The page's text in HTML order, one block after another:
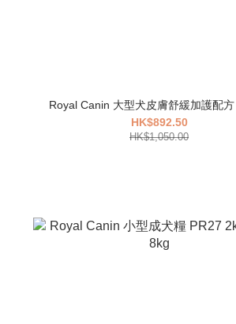
Royal Canin 大型犬皮膚舒緩加護配
HK$892.50
HK$1,050.00